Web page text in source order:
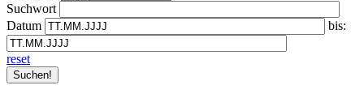
Suchwort
Datum
bis:
reset